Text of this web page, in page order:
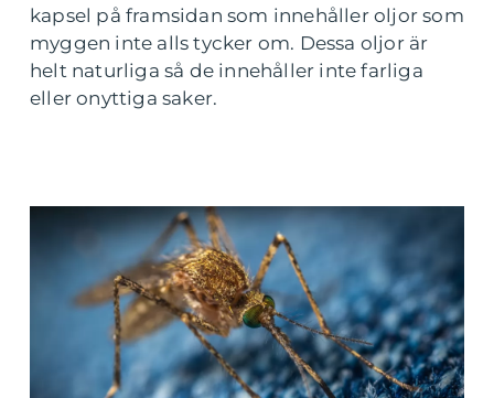
kapsel på framsidan som innehåller oljor som
myggen inte alls tycker om. Dessa oljor är
helt naturliga så de innehåller inte farliga
eller onyttiga saker.